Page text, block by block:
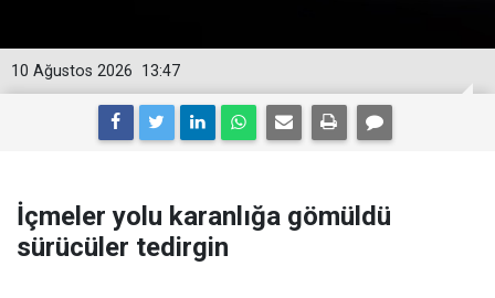
13:47
10 Ağustos 2026
İçmeler yolu karanlığa gömüldü
sürücüler tedirgin